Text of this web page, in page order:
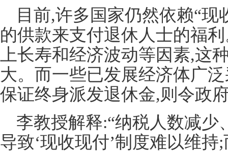
目前,许多国家仍然依赖“
的供款来支付退休人士的福
上长寿和经济波动等因素,这
大。而一些已发展经济体广
保证终身派发退休金,则令政
李教授解释:“纳税人数减
导致‘现收现付’制度难以维